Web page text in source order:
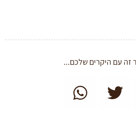
זה עם היקרים שלכם...